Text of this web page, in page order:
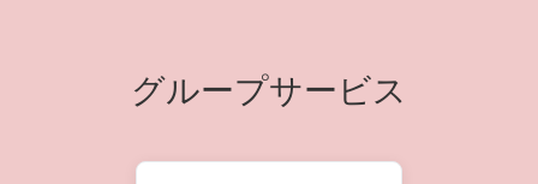
グループサービス